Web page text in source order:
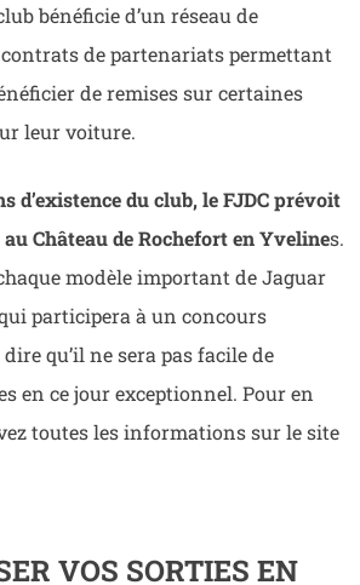
bénéficie d’un réseau de
de partenariats permettant
de remises sur certaines
leur voiture.
d’existence du club, le FJDC prévoit
Château de Rochefort en Yvelines.
modèle important de Jaguar
participera à un concours
qu’il ne sera pas facile de
en ce jour exceptionnel. Pour en
toutes les informations sur le site
VOS SORTIES EN